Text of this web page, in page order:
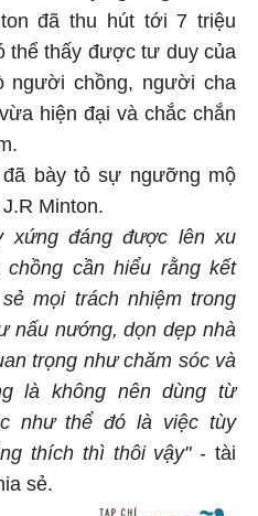
đã thu hút tới 7 triệu
thể thấy được tư duy của
người chồng, người cha
hiện đại và chắc chắn
bày tỏ sự ngưỡng mộ
Minton.
xứng đáng được lên xu
cần hiểu rằng kết
mọi trách nhiệm trong
nấu nướng, dọn dẹp nhà
trọng như chăm sóc và
là không nên dùng từ
như thể đó là việc tùy
thích thì thôi vậy"- tài
sẻ.